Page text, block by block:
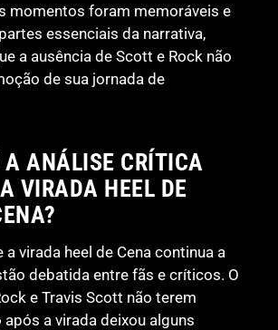
momentos foram memoráveis e
essenciais da narrativa,
a ausência de Scott e Rock não
de sua jornada de
A ANÁLISE CRÍTICA
VIRADA HEEL DE
a virada heel de Cena continua a
debatida entre fãs e críticos. O
e Travis Scott não terem
a virada deixou alguns